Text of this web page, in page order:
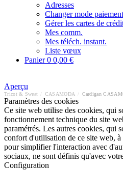
Adresses
Changer mode paiement
Gérer les cartes de
Mes comm.
Mes téléch. instant.
Liste vœux
Panier0 0,00 €
Aperçu
Tricot & Sweat CASAMODA Cardigan
Paramètres des cookies
Ce site web utilise des cookies, qui
fonctionnement technique du site
paramétrés. Les autres cookies, qui
confort d'utilisation de ce site web,
pour simplifier l'interaction avec
sociaux, ne sont définis qu'avec
Configuration